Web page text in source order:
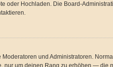
oder Hochladen. Die Board-
und Administratoren.
nur um deinen Rang zu erhöhen — die